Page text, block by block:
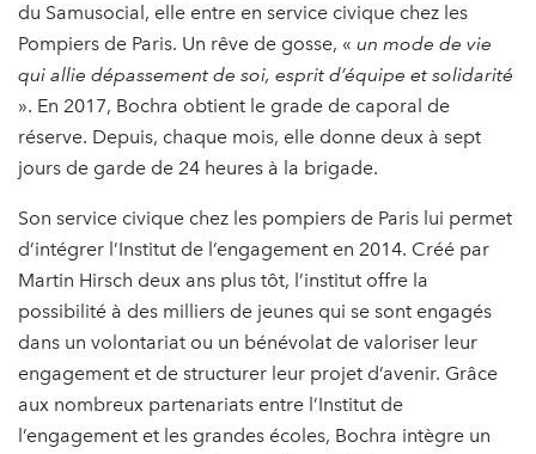
du Samusocial, elle entre en service civique chez les
Pompiers de Paris. Un rêve de gosse, « un mode de vie
qui allie dépassement de soi, esprit d’équipe et solidarité
». En 2017, Bochra obtient le grade de caporal de
réserve. Depuis, chaque mois, elle donne deux à sept
jours de garde de 24 heures à la brigade.
Son service civique chez les pompiers de Paris lui permet
d’intégrer l’Institut de l’engagement en 2014. Créé par
Martin Hirsch deux ans plus tôt, l’institut offre la
possibilité à des milliers de jeunes qui se sont engagés
dans un volontariat ou un bénévolat de valoriser leur
engagement et de structurer leur projet d’avenir. Grâce
aux nombreux partenariats entre l’Institut de
l’engagement et les grandes écoles, Bochra intègre un